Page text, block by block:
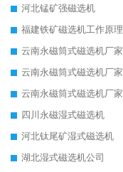
河北锰矿强磁选机
福建铁矿磁选机工作原理
云南永磁筒式磁选机厂家
云南永磁筒式磁选机厂家
云南永磁筒式磁选机厂家
四川永磁湿式磁选机
河北钛尾矿湿式磁选机
湖北湿式磁选机公司